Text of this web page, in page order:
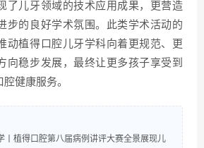
了儿牙领域的技术应用成果，更营造
步的良好学术氛围。此类学术活动的
动植得口腔儿牙学科向着更规范、更
向稳步发展，最终让更多孩子享受到
健康服务。
丨植得口腔第八届病例讲评大赛全景展现儿